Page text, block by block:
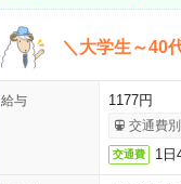
＼大学生～40
給与 1177円
交通費
交通費 1日